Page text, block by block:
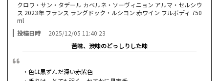
クロワ・サン・タデール カベルネ・ソーヴィニョン アルマ・セルシウ
ス 2023年 フランス ラングドック・ルシヨン 赤ワイン フルボディ 750
ml
投稿日時
2025/12/05 11:40:23
苦味、渋味のどっしりした味
・色は黒ずんだ深い赤紫色